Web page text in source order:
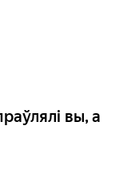
вы, а